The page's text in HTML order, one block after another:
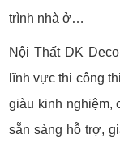
trình nhà ở…
Nội Thất DK
lĩnh vực thi công
giàu kinh nghiệm,
sẵn sàng hỗ trợ,